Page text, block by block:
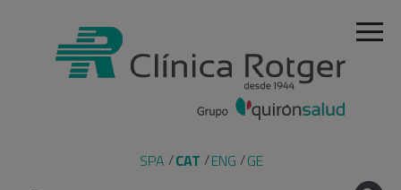
SPA CAT ENG GE